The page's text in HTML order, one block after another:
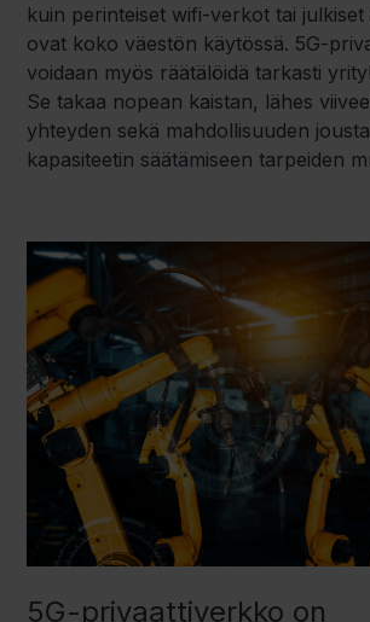
kuin perinteiset wifi-verkot tai
ovat koko väestön käytössä. 5G-
voidaan myös räätälöidä tarkasti
Se takaa nopean kaistan, lähes
yhteyden sekä mahdollisuuden
kapasiteetin säätämiseen tarpeiden
5G-privaattiverkko on